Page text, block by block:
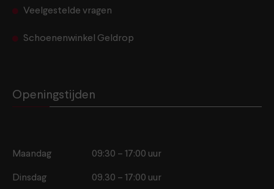
Veelgestelde vragen
Schoenenwinkel Geldrop
Openingstijden
Maandag 09:30 – 17:00 uur
Dinsdag 09.30 – 17:00 uur